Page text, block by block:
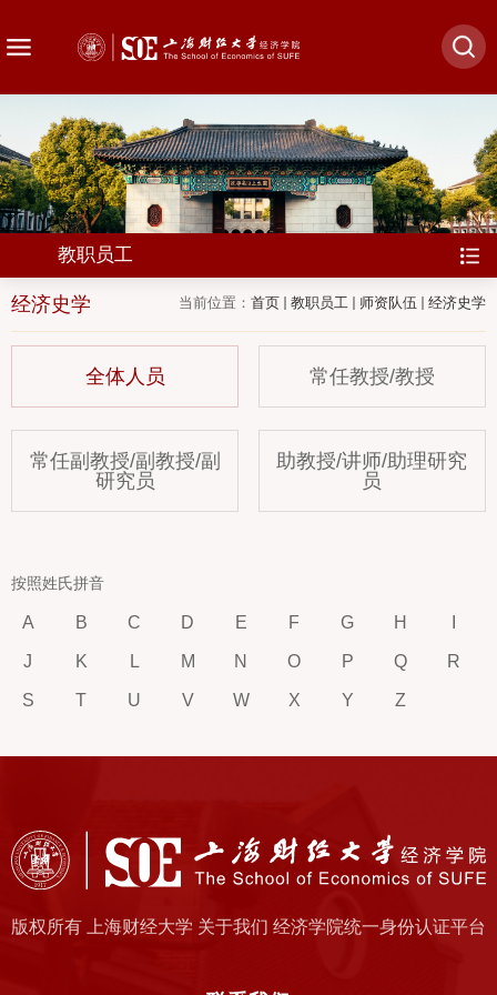
教职员工
当前位置： 首页 教职员工 师资队伍 经济史学
经济史学
全体人员 常任教授/教授
常任副教授/副教授/副
研究员
助教授/讲师/助理研究
员
按照姓氏拼音
A B C D E F G H
J K L M N O P Q R
S T U V W X Y Z
版权所有 上海财经大学 关于我们 经济学院统一身份认证平台